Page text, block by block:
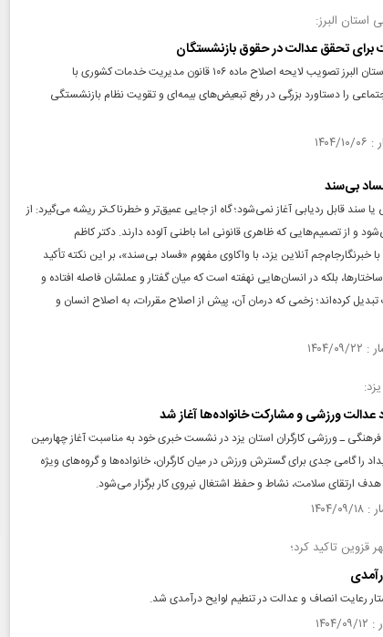
استان البرز:
مدیرکل تعاون، کار ورفاه اجتماعی استان البرز تصویب لایحه اصلاح ماده ۱۰۶ قانون مدیریت خدمات کشوری با
را دستاورد بزرگی در رفع تبعیض‌های بیمه‌ای و تقویت نظام بازنشستگی
بی‌سند
سند قابل ردیابی آغاز نمی‌شود؛ گاه از جایی عمیق‌تر و خطرناک‌تر ریشه می‌گیرد: از
و از تصمیم‌هایی که ظاهری قانونی اما باطنی آلوده دارند. دکتر کاظم
آنلاین یزد، با واکاوی مفهوم «فساد بی‌سند»، بر این نکته تأکید
بلکه در انسان‌هایی نهفته است که میان گفتار و عملشان فاصله افتاده و
تبدیل کرده‌اند؛ زخمی که درمان آن، پیش از اصلاح مقررات، به اصلاح انسان و
عدالت ورزشی و مشارکت خانواده‌ها آغاز شد
ـ‌ ورزشی کارگران استان یزد در نشست خبری خود به مناسبت آغاز چهارمین
را گامی جدی برای گسترش ورزش در میان کارگران، خانواده‌ها و گروه‌های ویژه
هدف ارتقای سلامت، نشاط و حفظ اشتغال نیروی کار برگزار می‌شود.
تاکید کرد؛
انصاف و عدالت در تنطیم لوایح درآمدی شد.